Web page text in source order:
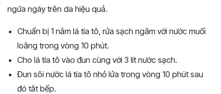
ngứa ngáy trên da hiệu quả.
Chuẩn bị 1 nắm lá tía tô, rửa sạch ngâm với nước muối
loãng trong vòng 10 phút.
Cho lá tía tô vào đun cùng với 3 lít nước sạch.
Đun sôi nước lá tía tô nhỏ lửa trong vòng 10 phút sau
đó tắt bếp.